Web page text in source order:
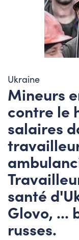
Ukraine
Mineurs
contre le
salaires
santé
Glovo, ...
russes.